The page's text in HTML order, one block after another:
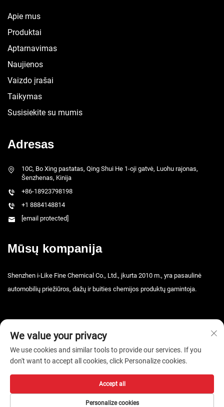
Apie mus
Produktai
Aptarnavimas
Naujienos
Vaizdo įrašai
Taikymas
Susisiekite su mumis
Adresas
10C, Bo Xing pastatas, Qing Shui He 1-oji gatvė, Luohu rajonas,
Šenzhenas, Kinija
+86-18923798198
+1 8884148814
[email protected]
Mūsų kompanija
Shenzhen i-Like Fine Chemical Co., Ltd., įkurta 2010 m., yra pasaulinė
automobilių priežiūros, dažų ir buities chemijos produktų gamintoja.
Autorių teisės © 2026 Shenzhen i-Like Fine Chemical Co., Ltd. Visos
We value your privacy
We use cookies and similar tools to provide our services. If you
don't want to accept all cookies, click Personalize cookies.
Personalize cookies
Accept all